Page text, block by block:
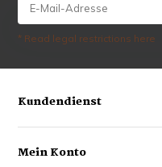
* Read legal restrictions here
Kundendienst
Mein Konto